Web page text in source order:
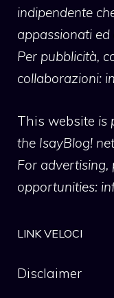
indipendente
appassionati ed
Per pubblicità,
collaborazioni:
This website is
the IsayBlog!
For advertising,
opportunities:
LINK VELOCI
Disclaimer